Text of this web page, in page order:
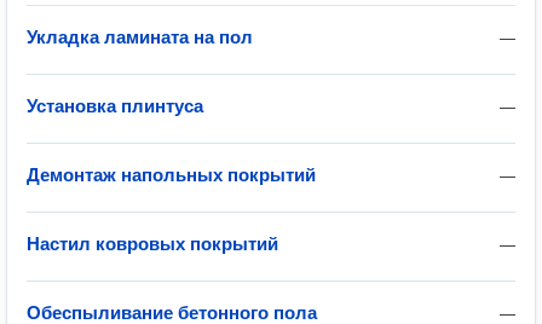
—
Укладка ламината на пол
—
Установка плинтуса
—
Демонтаж напольных покрытий
—
Настил ковровых покрытий
—
Обеспыливание бетонного пола